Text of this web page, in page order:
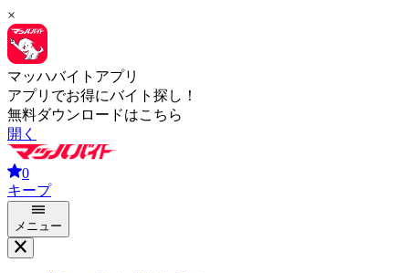
×
マッハバイトアプリ
アプリでお得にバイト探し！
無料ダウンロードはこちら
開く
0
キープ
メニュー